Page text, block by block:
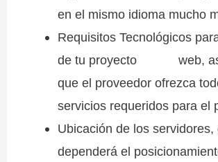
en el mismo idioma mucho
Requisitos Tecnológicos
de tu proyecto web,
que el proveedor ofrezca
servicios requeridos para el
Ubicación de los servidores,
dependerá el